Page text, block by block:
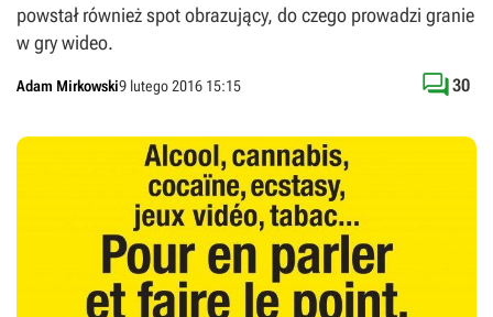
powstał również spot obrazujący, do czego prowadzi granie
w gry wideo.
Adam Mirkowski9 lutego 2016 15:15 30